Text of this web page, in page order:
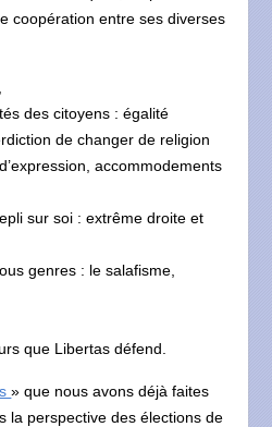
coopération entre ses diverses
des citoyens : égalité
de changer de religion
accommodements
sur soi : extrême droite et
genres : le salafisme,
que Libertas défend.
» que nous avons déjà faites
la perspective des élections de